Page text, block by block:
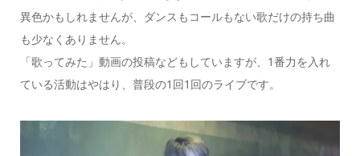
異色かもしれませんが、ダンスもコールもない歌だけの持ち曲
も少なくありません。
「歌ってみた」動画の投稿などもしていますが、1番力を入れ
ている活動はやはり、普段の1回1回のライブです。